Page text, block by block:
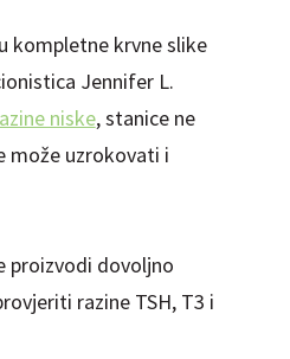
kompletne krvne slike
Jennifer L.
niske, stanice ne
može uzrokovati i
proizvodi dovoljno
razine TSH, T3 i